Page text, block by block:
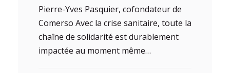
Pierre-Yves Pasquier, cofondateur de
Comerso Avec la crise sanitaire, toute la
chaîne de solidarité est durablement
impactée au moment même…